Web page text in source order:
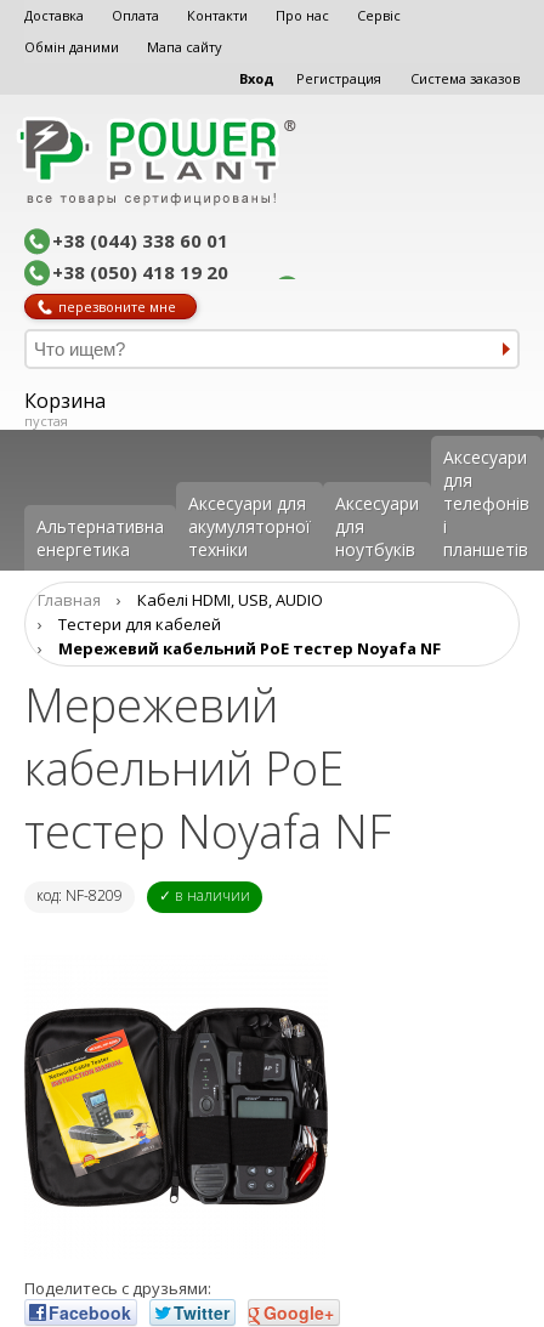
Доставка Оплата Контакти Про нас
Сервіс
Обмін даними
Мапа сайту
Вход
Регистрация Система заказов
+38 (044) 338 60 01
+38 (050) 418 19 20
перезвоните мне
Корзина
пустая
Альтернативна
енергетика
Аксесуари для
акумуляторної
техніки
Аксесуари
для
ноутбуків
Аксеcуари
для
телефонів
і
планшетів
Главная ›
Кабелі HDMI, USB, AUDIO
›
Тестери для кабелей
›
Мережевий кабельний PoE тестер Noyafa NF
Мережевий
кабельний PoE
тестер Noyafa NF
код: NF-8209 ✓ в наличии
Поделитесь с друзьями:
Facebook Twitter Google+